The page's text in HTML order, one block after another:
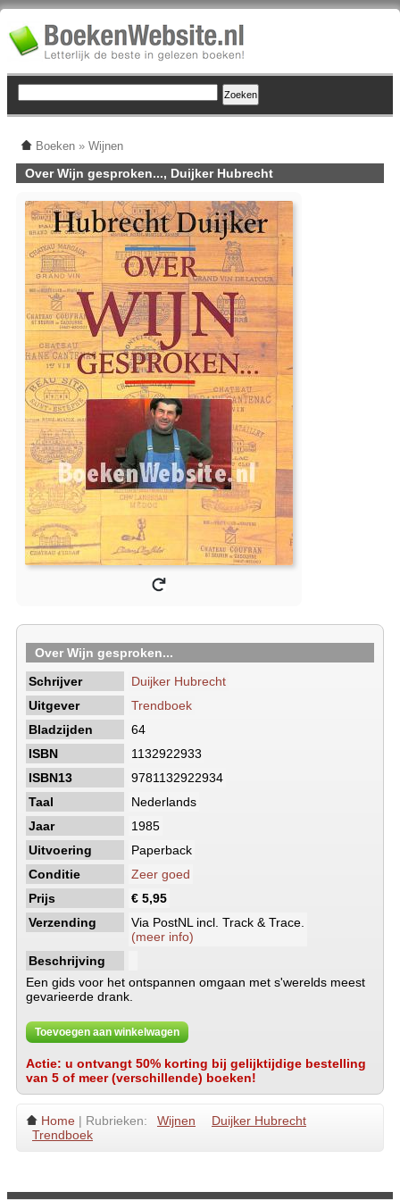
Boeken » Wijnen
Over Wijn gesproken..., Duijker Hubrecht
Over Wijn gesproken...
Schrijver
Duijker Hubrecht
Uitgever
Trendboek
Bladzijden
64
ISBN
1132922933
ISBN13
9781132922934
Taal
Nederlands
Jaar
1985
Uitvoering
Paperback
Conditie
Zeer goed
Prijs
€ 5,95
Verzending
Via PostNL incl. Track & Trace.
(meer info)
Beschrijving
Een gids voor het ontspannen omgaan met s'werelds meest
gevarieerde drank.
Toevoegen aan winkelwagen
Actie: u ontvangt 50% korting bij gelijktijdige bestelling
van 5 of meer (verschillende) boeken!
Home | Rubrieken: Wijnen
Duijker Hubrecht
Trendboek